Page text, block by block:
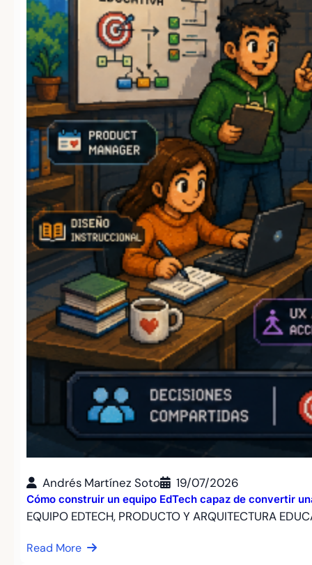
Andrés Martínez Soto 19/07/2026
Cómo construir un equipo EdTech capaz de convertir
EQUIPO EDTECH, PRODUCTO Y ARQUITECTURA
Read More